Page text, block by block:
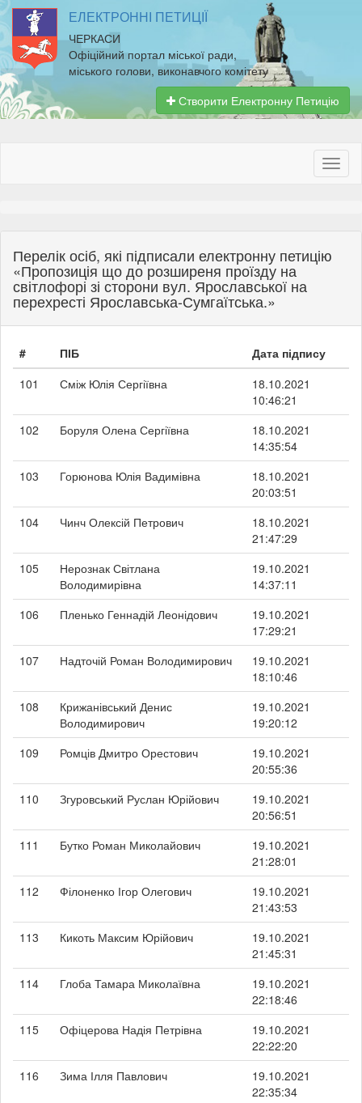
ЕЛЕКТРОННІ ПЕТИЦІЇ
ЧЕРКАСИ
Офіційний портал міської ради,
міського голови, виконавчого комітету
Створити Електронну Петицію
Перелік осіб, які підписали електронну петицію
«Пропозиція що до розширеня проїзду на
світлофорі зі сторони вул. Ярославської на
перехресті Ярославська-Сумгаїтська.»
# ПІБ
Дата підпису
101
Сміж Юлія Сергіївна
18.10.2021
10:46:21
102
Боруля Олена Сергіївна
18.10.2021
14:35:54
103
Горюнова Юлія Вадимівна
18.10.2021
20:03:51
104
Чинч Олексій Петрович
18.10.2021
21:47:29
105
Нерознак Світлана
Володимирівна
19.10.2021
14:37:11
106
Пленько Геннадій Леонідович
19.10.2021
17:29:21
107
Надточій Роман Володимирович
19.10.2021
18:10:46
108
Крижанівський Денис
Володимирович
19.10.2021
19:20:12
109
Ромців Дмитро Орестович
19.10.2021
20:55:36
110
Згуровський Руслан Юрійович
19.10.2021
20:56:51
111
Бутко Роман Миколайович
19.10.2021
21:28:01
112
Філоненко Ігор Олегович
19.10.2021
21:43:53
113
Кикоть Максим Юрійович
19.10.2021
21:45:31
114
Глоба Тамара Миколаївна
19.10.2021
22:18:46
115
Офіцерова Надія Петрівна
19.10.2021
22:22:20
116
Зима Ілля Павлович
19.10.2021
22:35:34